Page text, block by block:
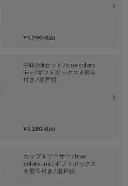
¥5,280(税込)
中鉢2個セット / true colors
line / ギフトボックス＆熨斗
付き / 瀬戸焼
¥5,280(税込)
カップ＆ソーサー / true
colors line / ギフトボックス
＆熨斗付き / 瀬戸焼